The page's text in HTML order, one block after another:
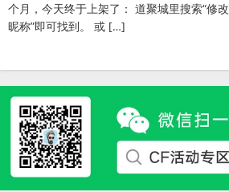
个月，今天终于上架了： 道聚城里搜索“修改
昵称”即可找到。 或 […]